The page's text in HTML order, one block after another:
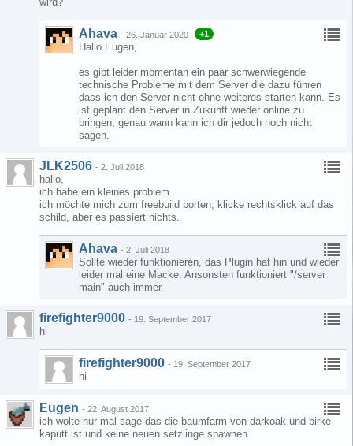
Ahava - 26. Januar 2020 +1
Hallo Eugen,
es gibt leider momentan ein paar schwerwiegende
technische Probleme mit dem Server die dazu führen
dass ich den Server nicht ohne weiteres starten kann. Es
ist geplant den Server in Zukunft wieder online zu
bringen, genau wann kann ich dir jedoch noch nicht
sagen.
JLK2506 - 2. Juli 2018
hallo,
ich habe ein kleines problem.
ich möchte mich zum freebuild porten, klicke rechtsklick auf das
schild, aber es passiert nichts.
Ahava - 2. Juli 2018
Sollte wieder funktionieren, das Plugin hat hin und wieder
leider mal eine Macke. Ansonsten funktioniert "/server
main" auch immer.
firefighter9000 - 19. September 2017
hi
firefighter9000 - 19. September 2017
hi
Eugen - 22. August 2017
ich wolte nur mal sage das die baumfarm von darkoak und birke
kaputt ist und keine neuen setzlinge spawnen